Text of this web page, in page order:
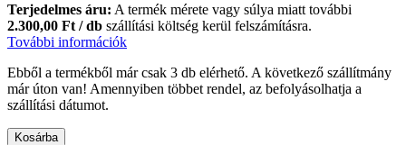
Terjedelmes áru: A termék mérete vagy súlya miatt további
2.300,00 Ft / db szállítási költség kerül felszámításra.
További információk
Ebből a termékből már csak 3 db elérhető. A következő szállítmány
már úton van! Amennyiben többet rendel, az befolyásolhatja a
szállítási dátumot.
Kosárba